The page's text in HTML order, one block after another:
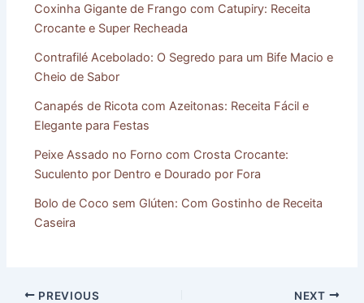
Coxinha Gigante de Frango com Catupiry: Receita
Crocante e Super Recheada
Contrafilé Acebolado: O Segredo para um Bife Macio e
Cheio de Sabor
Canapés de Ricota com Azeitonas: Receita Fácil e
Elegante para Festas
Peixe Assado no Forno com Crosta Crocante:
Suculento por Dentro e Dourado por Fora
Bolo de Coco sem Glúten: Com Gostinho de Receita
Caseira
PREVIOUS NEXT